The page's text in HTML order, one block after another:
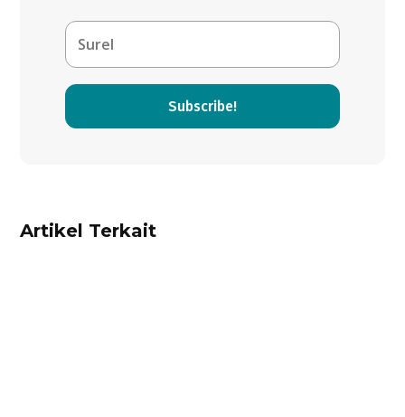
Subscribe!
Artikel Terkait